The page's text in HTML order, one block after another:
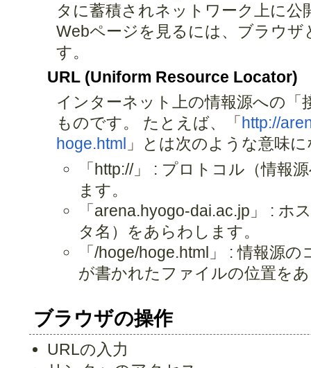
タに蓄積されネットワーク上に
Webページを見るには、ブラウ
す。
URL (Uniform Resource Locator)
インターネット上の情報源への「
ものです。 たとえば、「 http://
hoge.html 」とは次のような意味
「http://」 : プロトコル（情報
ます。
「arena.hyogo-dai.ac.jp」 : ホ
タ名）をあらわします。
「/hoge/hoge.html」 : 情報源
が書かれたファイルの位置を
ブラウザの操作
URLの入力